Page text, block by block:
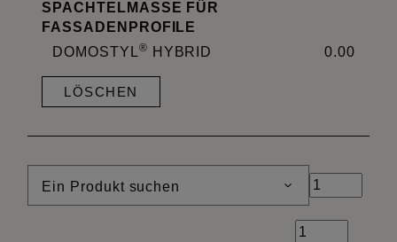
SPACHTELMASSE FÜR
FASSADENPROFILE
DOMOSTYL® HYBRID 0.00
LÖSCHEN
Ein Produkt suchen